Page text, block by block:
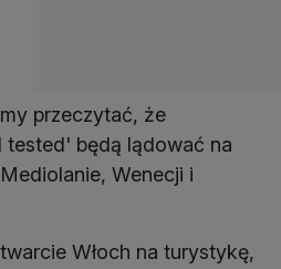
przeczytać, że
będą lądować na
Wenecji i
Włoch na turystykę,